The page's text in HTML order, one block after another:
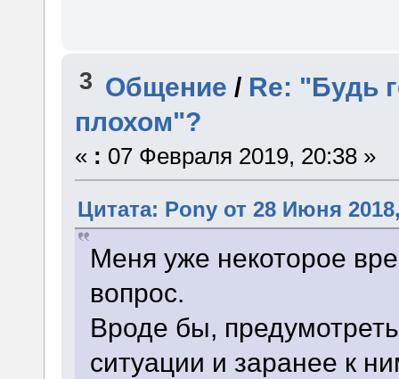
3 Общение / Re: "Будь
плохом"?
« : 07 Февраля 2019, 20:38 »
Цитата: Pony от 28 Июня
Меня уже некоторое
вопрос.
Вроде бы,
ситуации и заранее к